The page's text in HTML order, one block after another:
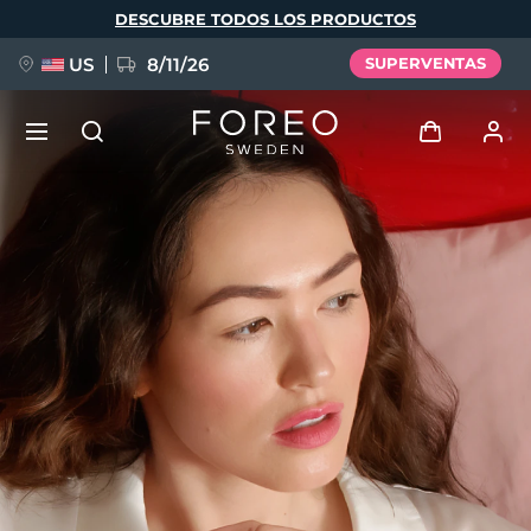
DESCUBRE TODOS LOS PRODUCTOS
US 8/11/26 SUPERVENTAS
Iniciar sesión
Perfil de usuario
Mis dispositivos
Mis pedidos
Mis direcciones
Mis suscripciones
FAQ™ Pure Beauty-Tech Elixir
BREAKING NEWS
issa™ Teeth Whitening Set
Idioma
English Deutsch
Español
Français
Português
Polski
Svenska
Русский
Türkçe
简体中文 繁體中文